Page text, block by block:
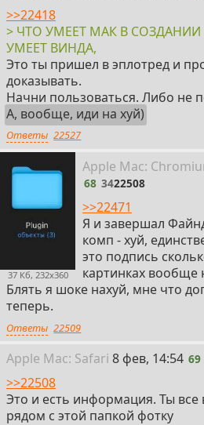
>>22418
> ЧТО УМЕЕТ МАК В СОЗДАНИИ
УМЕЕТ ВИНДА,
Это ты пришел в эплотред и
доказывать.
Начни пользоваться. Либо не
А, вообще, иди на хуй)
Ответы 22527
37 Кб, 232x360
Apple Mac:
68 3422508
>>22471
Я и завершал
комп - хуй,
это подпись
картинках вообще
Блять я шоке нахуй, мне что
теперь.
Ответы 22509
Apple Mac: Safari 69
8 фев, 14:54 69
>>22508
Это и есть информация. Ты
рядом с этой папкой фотку